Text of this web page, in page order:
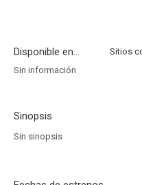
Disponible en...
Sin información
Sinopsis
Sin sinopsis